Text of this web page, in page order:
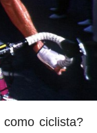
como ciclista?